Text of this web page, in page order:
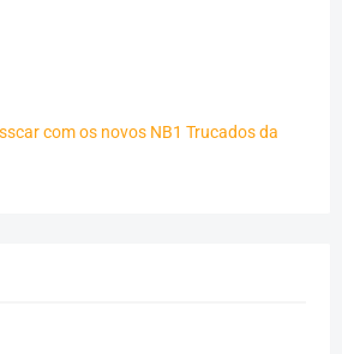
com os novos NB1 Trucados da